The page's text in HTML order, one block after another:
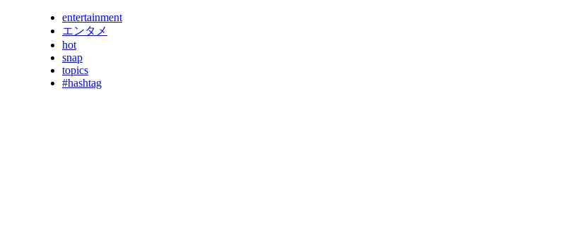
entertainment
エンタメ
hot
snap
topics
#hashtag